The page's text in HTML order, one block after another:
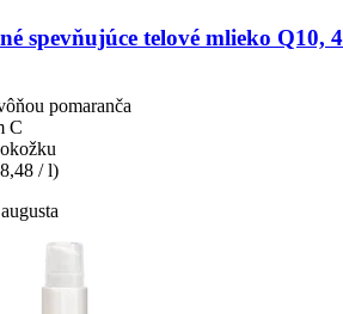
spevňujúce telové mlieko Q10,
pomaranča
C
/ l)